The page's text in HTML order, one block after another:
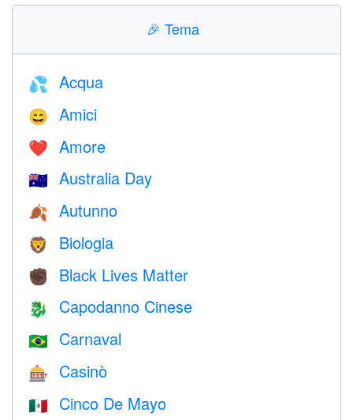
🎉 Tema
💦 Acqua
😄 Amici
❤️️ Amore
🇦🇺 Australia Day
🍂 Autunno
🦁 Biologia
✊🏿 Black Lives Matter
🐉 Capodanno Cinese
🇧🇷 Carnaval
🎰 Casinò
🇲🇽 Cinco De Mayo